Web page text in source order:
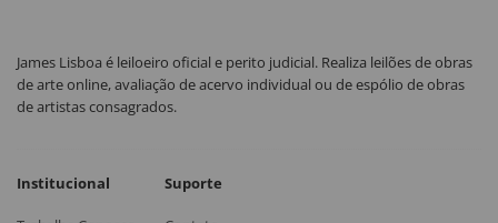
James Lisboa é leiloeiro oficial e perito judicial. Realiza leilões de obras
de arte online, avaliação de acervo individual ou de espólio de obras
de artistas consagrados.
Institucional Suporte